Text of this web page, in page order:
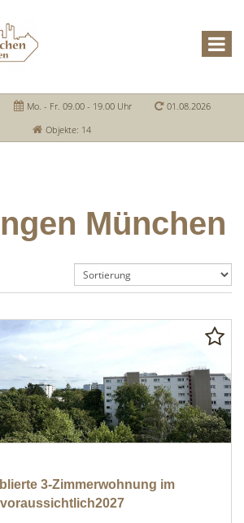
Mo. - Fr. 09.00 - 19.00 Uhr
01.08.2026
Objekte: 14
München
3-Zimmerwohnung im